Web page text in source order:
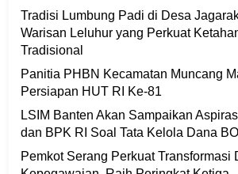
Tradisi Lumbung Padi di Desa
Warisan Leluhur yang Perkuat
Tradisional
Panitia PHBN Kecamatan Muncang
Persiapan HUT RI Ke-81
LSIM Banten Akan Sampaikan
dan BPK RI Soal Tata Kelola Dana
Pemkot Serang Perkuat Transformasi